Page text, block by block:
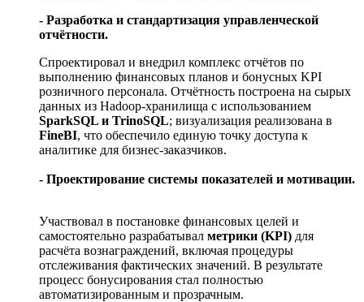
- Разработка и стандартизация управленческой
отчётности.
Спроектировал и внедрил комплекс отчётов по
выполнению финансовых планов и бонусных KPI
розничного персонала. Отчётность построена на сырых
данных из Hadoop-хранилища с использованием
SparkSQL и TrinoSQL; визуализация реализована в
FineBI, что обеспечило единую точку доступа к
аналитике для бизнес-заказчиков.
- Проектирование системы показателей и мотивации.
Участвовал в постановке финансовых целей и
самостоятельно разрабатывал метрики (KPI) для
расчёта вознаграждений, включая процедуры
отслеживания фактических значений. В результате
процесс бонусирования стал полностью
автоматизированным и прозрачным.